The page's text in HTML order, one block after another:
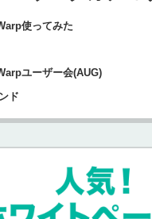
使ってみた
ユーザー会(AUG)
ド